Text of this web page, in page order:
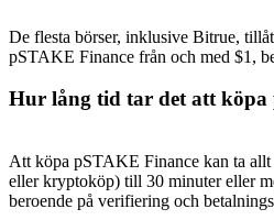
Hänvisning
BTC Welcome Rewards
De flesta börser, inklusive Bitrue,
pSTAKE Finance från och med $1,
Hur lång tid tar det att köpa
Att köpa pSTAKE Finance kan ta
eller kryptoköp) till 30 minuter eller
beroende på verifiering och